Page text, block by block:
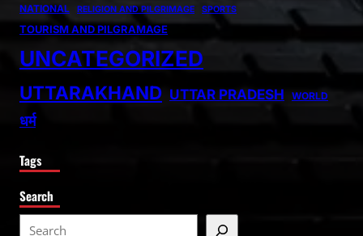
NATIONAL RELIGION AND PILGRIMAGE SPORTS
TOURISM AND PILGRAMAGE
UNCATEGORIZED
UTTARAKHAND UTTAR PRADESH WORLD
धर्म
Tags
Search